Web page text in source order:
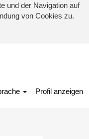
und der Navigation auf
von Cookies zu.
Profil anzeigen